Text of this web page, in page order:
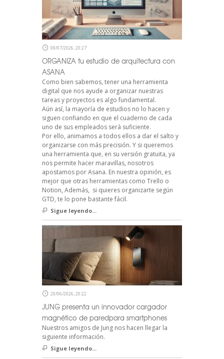
09/07/2026, 20:27
ORGANIZA tu estudio de arquitectura con
ASANA
Como bien sabemos, tener una herramienta
digital que nos ayude a organizar nuestras
tareas y proyectos es algo fundamental.
Aún así, la mayoría de estudios no lo hacen y
siguen confiando en que el cuaderno de cada
uno de sus empleados será suficiente.
Por ello, animamos a todos ellos a dar el salto y
organizarse con más precisión. Y si queremos
una herramienta que, en su versión gratuita, ya
nos permite hacer maravillas, nosotros
apostamos por Asana. En nuestra opinión, es
mejor que otras herramientas como Trello o
Notion, Además, si quieres organizarte según
GTD, te lo pone bastante fácil.
Sigue leyendo...
20/06/2026, 20:22
JUNG presenta un innovador cargador
magnético de paredpara smartphones
Nuestros amigos de Jung nos hacen llegar la
siguiente información.
Sigue leyendo...